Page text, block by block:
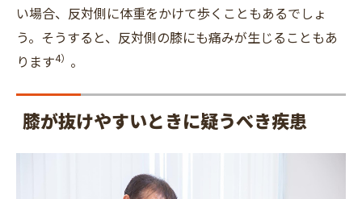
い場合、反対側に体重をかけて歩くこともあるでしょ
う。そうすると、反対側の膝にも痛みが生じることもあ
ります4） 。
膝が抜けやすいときに疑うべき疾患